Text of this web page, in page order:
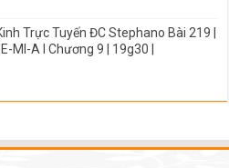
Trực Tuyến ĐC Stephano Bài 219 |
MI-A I Chương 9 | 19g30 |